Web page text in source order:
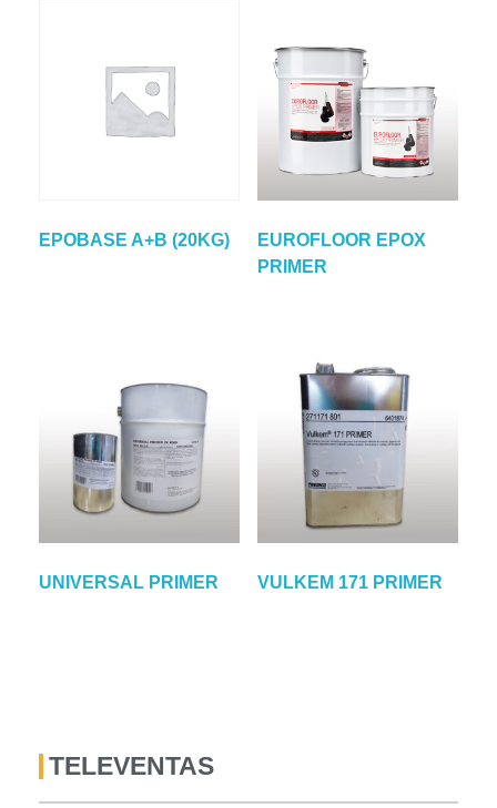
EPOBASE A+B (20KG)
EUROFLOOR EPOX
PRIMER
UNIVERSAL PRIMER VULKEM 171 PRIMER
TELEVENTAS